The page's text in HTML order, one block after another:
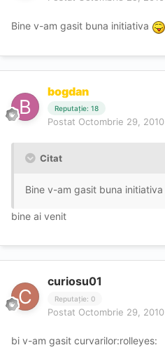
Bine v-am gasit buna initiativa
bogdan
Reputație: 18
Postat Octombrie 29, 2010
Citat
Bine v-am gasit buna initiativa
bine ai venit
curiosu01
Reputație: 0
Postat Octombrie 29, 2010
bi v-am gasit curvarilor:rolleyes: